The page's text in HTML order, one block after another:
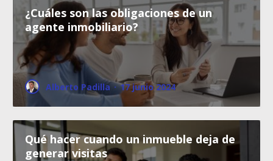
¿Cuáles son las obligaciones de un
agente inmobiliario?
Alberto Padilla · 17 junio 2024
Qué hacer cuando un inmueble deja de
generar visitas